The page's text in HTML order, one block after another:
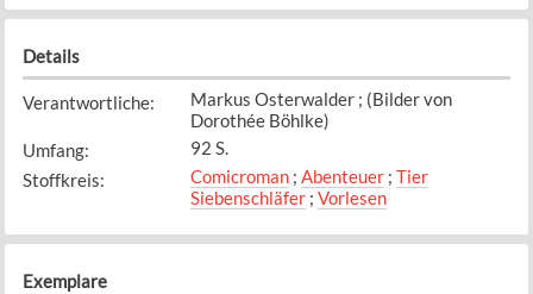
Details
Verantwortliche:
Markus Osterwalder ; (Bilder von
Dorothée Böhlke)
Umfang:
92 S.
Stoffkreis: Comicroman; Abenteuer; Tier
Siebenschläfer; Vorlesen
Exemplare